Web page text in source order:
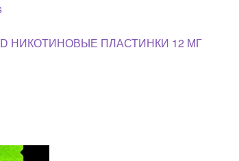
НИКОТИНОВЫЕ ПЛАСТИНКИ 12 МГ